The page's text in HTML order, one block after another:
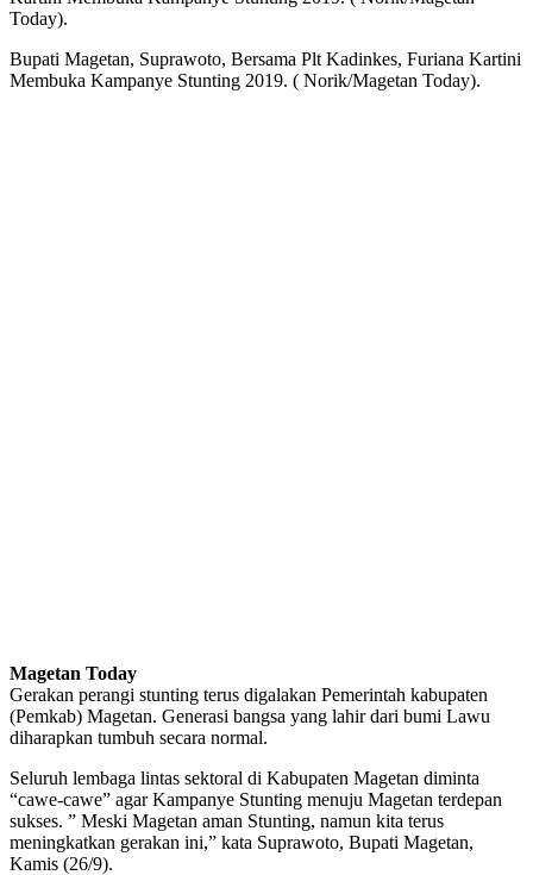
Bupati Magetan, Suprawoto, Bersama Plt Kadinkes, Furiana Kartini
Membuka Kampanye Stunting 2019. ( Norik/Magetan Today).
Magetan Today
Gerakan perangi stunting terus digalakan Pemerintah kabupaten
(Pemkab) Magetan. Generasi bangsa yang lahir dari bumi Lawu
diharapkan tumbuh secara normal.
Seluruh lembaga lintas sektoral di Kabupaten Magetan diminta
“cawe-cawe” agar Kampanye Stunting menuju Magetan terdepan
sukses. ” Meski Magetan aman Stunting, namun kita terus
meningkatkan gerakan ini,” kata Suprawoto, Bupati Magetan,
Kamis (26/9).